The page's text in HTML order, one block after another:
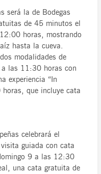
será la de Bodegas
de 45 minutos el
horas, mostrando
hasta la cueva.
modalidades de
las 11:30 horas con
experiencia “In
que incluye cata
celebrará el
guiada con cata
9 a las 12:30
una cata gratuita de